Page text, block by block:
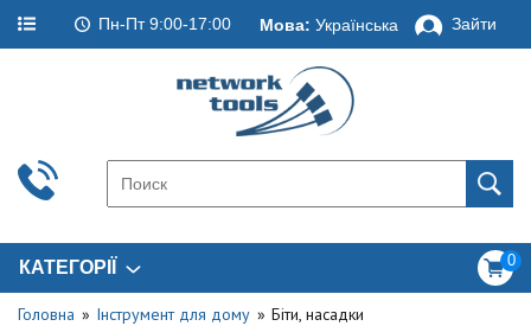
Пн-Пт 9:00-17:00 Мова: Українська Зайти
КАТЕГОРІЇ 0
Головна Інструмент для дому Біти, насадки